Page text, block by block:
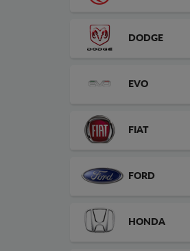
DODGE
EVO
FIAT
FORD
HONDA